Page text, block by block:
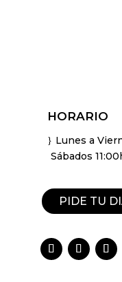
HORARIO
} Lunes a
Sábados
PIDE TU